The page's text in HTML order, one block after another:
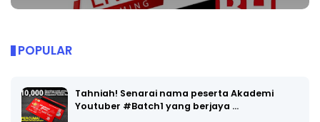
POPULAR
Tahniah! Senarai nama peserta Akademi
Youtuber #Batch1 yang berjaya …